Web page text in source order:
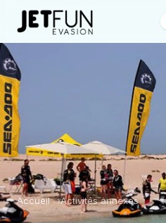
Accueil Activités annexes